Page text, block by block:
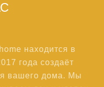
находится в
года создаёт
вашего дома. Мы